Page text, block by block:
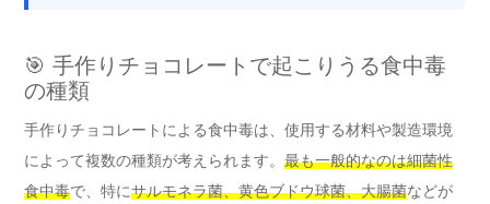
🎯 手作りチョコレートで起こりうる食中毒
の種類
手作りチョコレートによる食中毒は、使用する材料や製造環境
によって複数の種類が考えられます。 最も一般的なのは細菌性
食中毒で、特にサルモネラ菌、黄色ブドウ球菌、大腸菌などが